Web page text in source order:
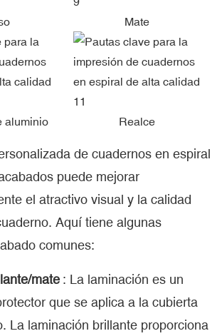
Mate
aluminio Realce
de cuadernos en espiral
puede mejorar
el atractivo visual y la calidad
Aquí tiene algunas
comunes:
mate : La laminación es un
que se aplica a la cubierta
La laminación brillante proporciona